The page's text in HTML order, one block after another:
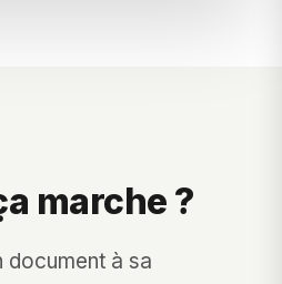
marche ?
document à sa